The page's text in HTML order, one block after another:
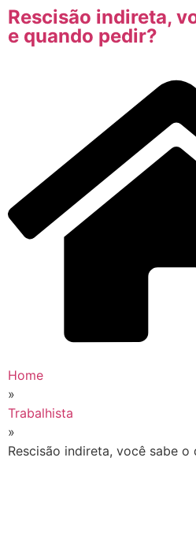
Rescisão indireta,
e quando pedir?
Home
»
Trabalhista
»
Rescisão indireta, você sabe